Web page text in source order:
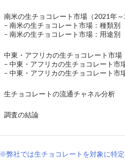
南米の生チョコレート市場（2021年～
– 南米の生チョコレート市場：種類別
– 南米の生チョコレート市場：用途別
中東・アフリカの生チョコレート市場
– 中東・アフリカの生チョコレート市
– 中東・アフリカの生チョコレート市
生チョコレートの流通チャネル分析
調査の結論
※弊社では生チョコレートを対象に特